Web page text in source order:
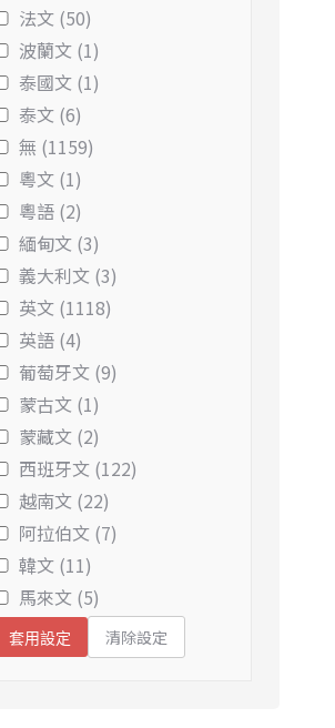
法文 (50)
波蘭文 (1)
泰國文 (1)
泰文 (6)
無 (1159)
粵文 (1)
粵語 (2)
緬甸文 (3)
義大利文 (3)
英文 (1118)
英語 (4)
葡萄牙文 (9)
蒙古文 (1)
蒙藏文 (2)
西班牙文 (122)
越南文 (22)
阿拉伯文 (7)
韓文 (11)
馬來文 (5)
套用設定 清除設定